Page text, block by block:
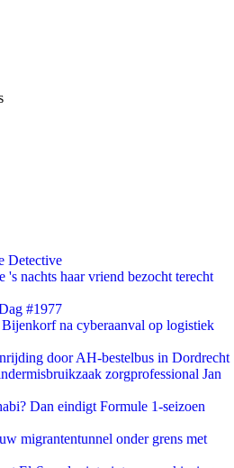
Detective
's nachts haar vriend bezocht terecht
#1977
na cyberaanval op logistiek
door AH-bestelbus in Dordrecht
zorgprofessional Jan
Dan eindigt Formule 1-seizoen
migrantentunnel onder grens met